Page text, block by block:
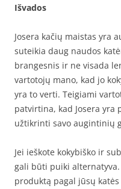
Išvados
Josera kačių maistas yra
suteikia daug naudos
brangesnis ir ne visada
vartotojų mano, kad jo
yra to verti. Teigiami
patvirtina, kad Josera
užtikrinti savo augintinių
Jei ieškote kokybiško ir
gali būti puiki
produktą pagal jūsų